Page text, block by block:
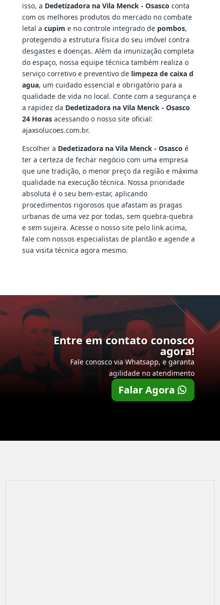
isso, a Dedetizadora na Vila Menck - Osasco conta
com os melhores produtos do mercado no combate
letal a cupim e no controle integrado de pombos,
protegendo a estrutura física do seu imóvel contra
desgastes e doenças. Além da imunização completa
do espaço, nossa equipe técnica também realiza o
serviço corretivo e preventivo de limpeza de caixa d
agua, um cuidado essencial e obrigatório para a
qualidade de vida no local. Conte com a segurança e
a rapidez da Dedetizadora na Vila Menck - Osasco
24 Horasacessando o nosso site oficial:
ajaxsolucoes.com.br.
Escolher a Dedetizadora na Vila Menck - Osasco é
ter a certeza de fechar negócio com uma empresa
que une tradição, o menor preço da região e máxima
qualidade na execução técnica. Nossa prioridade
absoluta é o seu bem-estar, aplicando
procedimentos rigorosos que afastam as pragas
urbanas de uma vez por todas, sem quebra-quebra
e sem sujeira. Acesse o nosso site pelo link acima,
fale com nossos especialistas de plantão e agende a
sua visita técnica agora mesmo.
Entre em contato conosco
agora!
Fale conosco via Whatsapp, e garanta
agilidade no atendimento
Falar Agora